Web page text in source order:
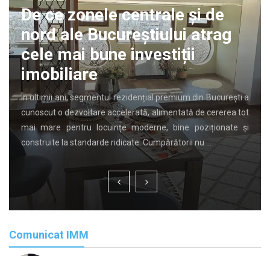
De ce zonele centrale și de
nord ale Bucureștiului atrag
cele mai bune investiții
imobiliare
În ultimii ani, segmentul rezidențial premium din București a
cunoscut o dezvoltare accelerată, alimentată de cererea tot
mai mare pentru locuințe moderne, bine poziționate și
construite la standarde ridicate. Cumpărătorii nu …
Comunicat IMM